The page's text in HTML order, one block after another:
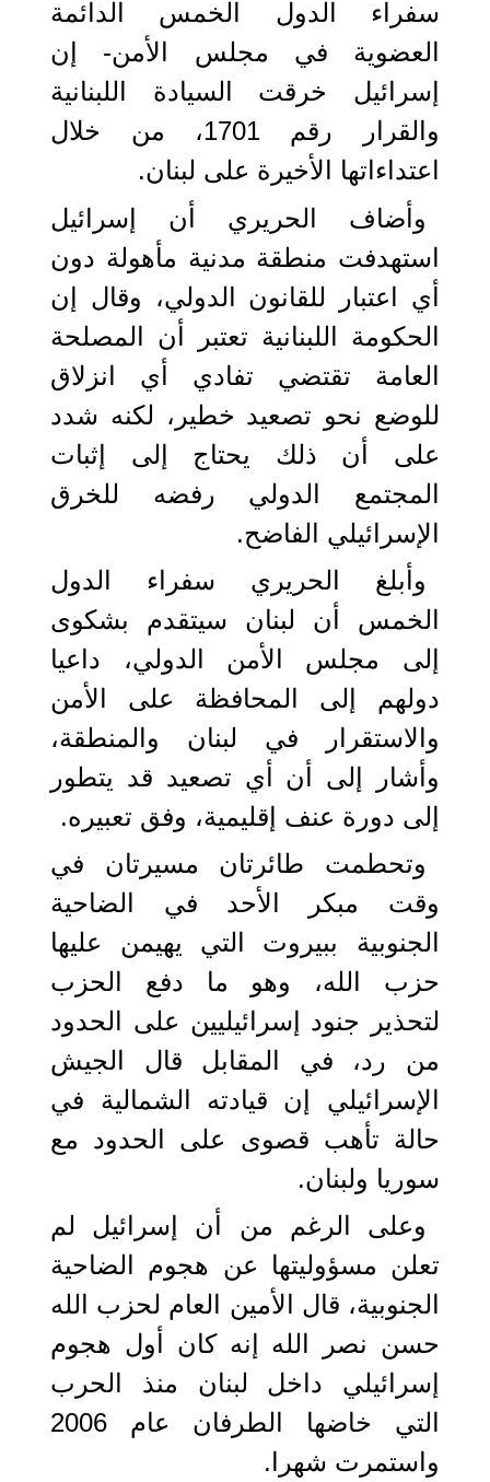
سفراء الدول الخمس الدائمة
العضوية في مجلس الأمن- إن
إسرائيل خرقت السيادة اللبنانية
والقرار رقم 1701، من خلال
اعتداءاتها الأخيرة على لبنان.
وأضاف الحريري أن إسرائيل
استهدفت منطقة مدنية مأهولة دون
أي اعتبار للقانون الدولي، وقال إن
الحكومة اللبنانية تعتبر أن المصلحة
العامة تقتضي تفادي أي انزلاق
للوضع نحو تصعيد خطير، لكنه شدد
على أن ذلك يحتاج إلى إثبات
المجتمع الدولي رفضه للخرق
الإسرائيلي الفاضح.
وأبلغ الحريري سفراء الدول
الخمس أن لبنان سيتقدم بشكوى
إلى مجلس الأمن الدولي، داعيا
دولهم إلى المحافظة على الأمن
والاستقرار في لبنان والمنطقة،
وأشار إلى أن أي تصعيد قد يتطور
إلى دورة عنف إقليمية، وفق تعبيره.
وتحطمت طائرتان مسيرتان في
وقت مبكر الأحد في الضاحية
الجنوبية ببيروت التي يهيمن عليها
حزب الله، وهو ما دفع الحزب
لتحذير جنود إسرائيليين على الحدود
من رد، في المقابل قال الجيش
الإسرائيلي إن قيادته الشمالية في
حالة تأهب قصوى على الحدود مع
سوريا ولبنان.
وعلى الرغم من أن إسرائيل لم
تعلن مسؤوليتها عن هجوم الضاحية
الجنوبية، قال الأمين العام لحزب الله
حسن نصر الله إنه كان أول هجوم
إسرائيلي داخل لبنان منذ الحرب
التي خاضها الطرفان عام 2006
واستمرت شهرا.